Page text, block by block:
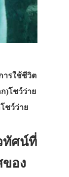
ารใช้ชีวิต
)โชว์ว่าย
ชว์ว่าย
ทัศน์ที่
อง